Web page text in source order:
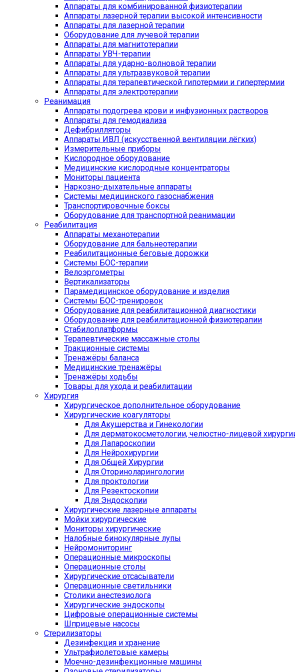
Аппараты для комбинированной физиотерапии
Аппараты лазерной терапии высокой интенсивности
Аппараты для лазерной терапии
Оборудование для лучевой терапии
Аппараты для магнитотерапии
Аппараты УВЧ-терапии
Аппараты для ударно-волновой терапии
Аппараты для ультразвуковой терапии
Аппараты для терапевтической гипотермии и гипертермии
Аппараты для электротерапии
Реанимация
Аппараты подогрева крови и инфузионных растворов
Аппараты для гемодиализа
Дефибрилляторы
Аппараты ИВЛ (искусственной вентиляции лёгких)
Измерительные приборы
Кислородное оборудование
Медицинские кислородные концентраторы
Мониторы пациента
Наркозно-дыхательные аппараты
Системы медицинского газоснабжения
Транспортировочные боксы
Оборудование для транспортной реанимации
Реабилитация
Аппараты механотерапии
Оборудование для бальнеотерапии
Реабилитационные беговые дорожки
Системы БОС-терапии
Велоэргометры
Вертикализаторы
Парамедицинское оборудование и изделия
Системы БОС-тренировок
Оборудование для реабилитационной диагностики
Оборудование для реабилитационной физиотерапии
Стабилоплатформы
Терапевтические массажные столы
Тракционные системы
Тренажёры баланса
Медицинские тренажёры
Тренажёры ходьбы
Товары для ухода и реабилитации
Хирургия
Хирургическое дополнительное оборудование
Хирургические коагуляторы
Для Акушерства и Гинекологии
Для дерматокосметологии, челюстно-лицевой
Для Лапароскопии
Для Нейрохирургии
Для Общей Хирургии
Для Оториноларингологии
Для проктологии
Для Резектоскопии
Для Эндоскопии
Хирургические лазерные аппараты
Мойки хирургические
Мониторы хирургические
Налобные бинокулярные лупы
Нейромониторинг
Операционные микроскопы
Операционные столы
Хирургические отсасыватели
Операционные светильники
Столики анестезиолога
Хирургические эндоскопы
Цифровые операционные системы
Шприцевые насосы
Стерилизаторы
Дезинфекция и хранение
Ультрафиолетовые камеры
Моечно-дезинфекционные машины